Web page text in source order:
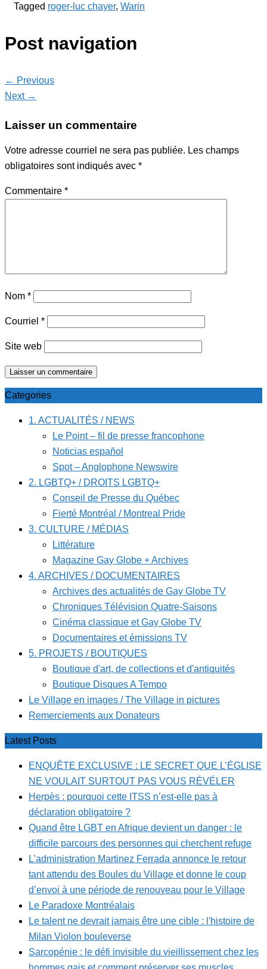
Tagged roger-luc chayer, Warin
Post navigation
← Previous
Next →
Laisser un commentaire
Votre adresse courriel ne sera pas publiée. Les champs
obligatoires sont indiqués avec *
Commentaire *
Nom *
Courriel *
Site web
Categories
1. ACTUALITÉS / NEWS
Le Point – fil de presse francophone
Noticias español
Spot – Anglophone Newswire
2. LGBTQ+ / DROITS LGBTQ+
Conseil de Presse du Québec
Fierté Montréal / Montreal Pride
3. CULTURE / MÉDIAS
Littérature
Magazine Gay Globe + Archives
4. ARCHIVES / DOCUMENTAIRES
Archives des actualités de Gay Globe TV
Chroniques Télévision Quatre-Saisons
Cinéma classique et Gay Globe TV
Documentaires et émissions TV
5. PROJETS / BOUTIQUES
Boutique d'art, de collections et d'antiquités
Boutique Disques A Tempo
Le Village en images / The Village in pictures
Remerciements aux Donateurs
Latest Posts
ENQUÊTE EXCLUSIVE : LE SECRET QUE L’ÉGLISE
NE VOULAIT SURTOUT PAS VOUS RÉVÉLER
Herpès : pourquoi cette ITSS n’est-elle pas à
déclaration obligatoire ?
Quand être LGBT en Afrique devient un danger : le
difficile parcours des personnes qui cherchent refuge
L’administration Martinez Ferrada annonce le retour
tant attendu des Boules du Village et donne le coup
d’envoi à une période de renouveau pour le Village
Le Paradoxe Montréalais
Le talent ne devrait jamais être une cible : l'histoire de
Milan Violon bouleverse
Sarcopénie : le défi invisible du vieillissement chez les